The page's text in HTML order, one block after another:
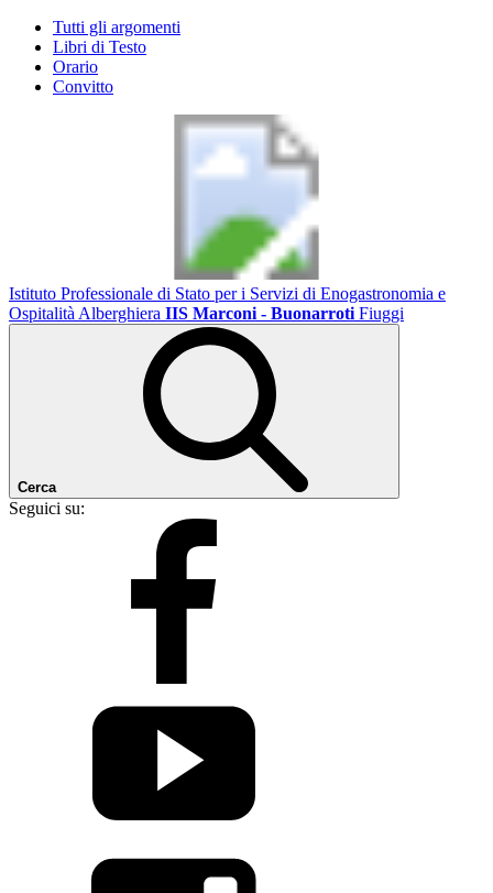
Tutti gli argomenti
Libri di Testo
Orario
Convitto
Istituto Professionale di Stato per i Servizi di Enogastronomia e
Ospitalità Alberghiera IIS Marconi - Buonarroti Fiuggi
Cerca
Seguici su: